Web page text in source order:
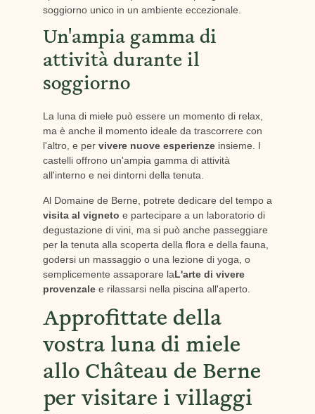
soggiorno unico in un ambiente eccezionale.
Un'ampia gamma di
attività durante il
soggiorno
La luna di miele può essere un momento di relax,
ma è anche il momento ideale da trascorrere con
l'altro, e per vivere nuove esperienze insieme. I
castelli offrono un'ampia gamma di attività
all'interno e nei dintorni della tenuta.
Al Domaine de Berne, potrete dedicare del tempo a
visita al vigneto e partecipare a un laboratorio di
degustazione di vini, ma si può anche passeggiare
per la tenuta alla scoperta della flora e della fauna,
godersi un massaggio o una lezione di yoga, o
semplicemente assaporare laL'arte di vivere
provenzale e rilassarsi nella piscina all'aperto.
Approfittate della
vostra luna di miele
allo Château de Berne
per visitare i villaggi